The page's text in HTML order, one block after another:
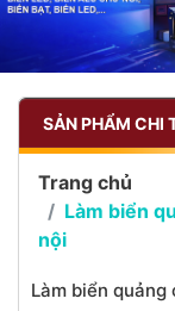
SẢN PHẨM CHI
Trang chủ
Làm biển
nội
Làm biển